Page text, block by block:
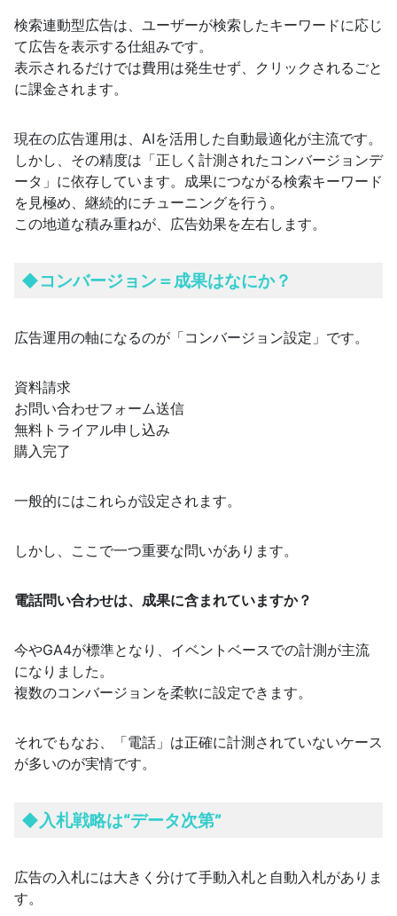
検索連動型広告は、ユーザーが検索したキーワードに応じ
て広告を表示する仕組みです。
表示されるだけでは費用は発生せず、クリックされるごと
に課金されます。
現在の広告運用は、AIを活用した自動最適化が主流です。
しかし、その精度は「正しく計測されたコンバージョンデ
ータ」に依存しています。成果につながる検索キーワード
を見極め、継続的にチューニングを行う。
この地道な積み重ねが、広告効果を左右します。
◆コンバージョン＝成果はなにか？
広告運用の軸になるのが「コンバージョン設定」です。
資料請求
お問い合わせフォーム送信
無料トライアル申し込み
購入完了
一般的にはこれらが設定されます。
しかし、ここで一つ重要な問いがあります。
電話問い合わせは、成果に含まれていますか？
今やGA4が標準となり、イベントベースでの計測が主流
になりました。
複数のコンバージョンを柔軟に設定できます。
それでもなお、「電話」は正確に計測されていないケース
が多いのが実情です。
◆入札戦略は“データ次第”
広告の入札には大きく分けて手動入札と自動入札がありま
す。